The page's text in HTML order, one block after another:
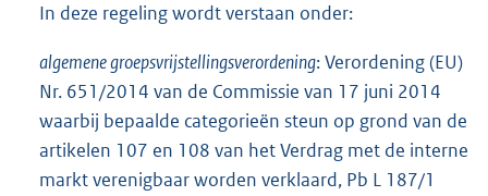
In deze regeling wordt verstaan onder:
algemene groepsvrijstellingsverordening: Verordening (EU)
Nr. 651/2014 van de Commissie van 17 juni 2014
waarbij bepaalde categorieën steun op grond van de
artikelen 107 en 108 van het Verdrag met de interne
markt verenigbaar worden verklaard, Pb L 187/1